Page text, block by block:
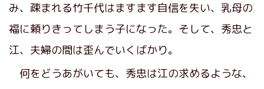
み、疎まれる竹千代はますます自信を失い、乳母の
福に頼りきってしまう子になった。そして、秀忠と
江、夫婦の間は歪んでいくばかり。
何をどうあがいても、秀忠は江の求めるような、